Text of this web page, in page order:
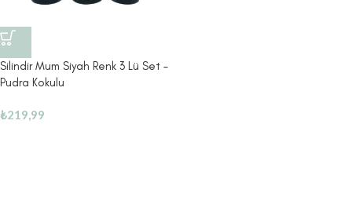
Silindir Mum Siyah Renk 3 Lü Set –
Pudra Kokulu
₺219,99